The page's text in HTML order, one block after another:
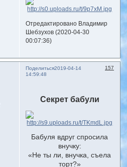
Отредактировано Владимир
Шебзухов (2020-04-30
00:07:36)
Поделиться 157
2019-04-14
14:59:48
Секрет бабули
Бабуля вдруг спросила
внучку:
«Не ты ли, внучка, съела
торт?»